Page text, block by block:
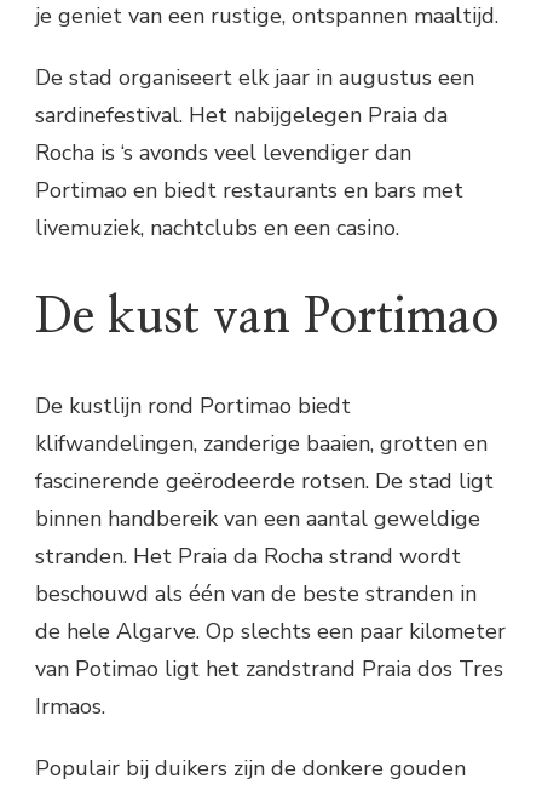
je geniet van een rustige, ontspannen maaltijd.
De stad organiseert elk jaar in augustus een
sardinefestival. Het nabijgelegen Praia da
Rocha is ‘s avonds veel levendiger dan
Portimao en biedt restaurants en bars met
livemuziek, nachtclubs en een casino.
De kust van Portimao
De kustlijn rond Portimao biedt
klifwandelingen, zanderige baaien, grotten en
fascinerende geërodeerde rotsen. De stad ligt
binnen handbereik van een aantal geweldige
stranden. Het Praia da Rocha strand wordt
beschouwd als één van de beste stranden in
de hele Algarve. Op slechts een paar kilometer
van Potimao ligt het zandstrand Praia dos Tres
Irmaos.
Populair bij duikers zijn de donkere gouden